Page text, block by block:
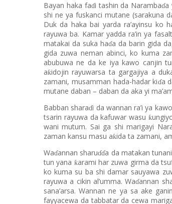
Bayan haka faɗi tashin da Narambaɗa
shi ne ya fuskanci mutane (sarakuna
Duk da haka bai yarda ra’ayinsu ko
rayuwa ba. Kamar yadda ra’in ya
matakai da suka haɗa da barin gida
gida zuwa neman abinci, ko kuma
abubuwa ne da ke iya kawo canjin
aƙidojin rayuwarsa ta gargajiya a
zamani, musamman hada-hadar kiɗa
mutane daban – daban da aka yi
Babban sharaɗi da wannan ra’i ya
tsarin rayuwa da kafuwar wasu ƙ
wani mutum. Sai ga shi marigayi
zaman kansu masu aƙida ta zamani,
Waɗannan sharuɗɗa da matakan
tun yana ƙarami har zuwa girma da
ko kuma su ba shi damar sauyawa
rayuwa a cikin al’umma. Waɗannan
sana’arsa. Wannan ne ya sa ake
fayyacewa da tabbatar da cewa